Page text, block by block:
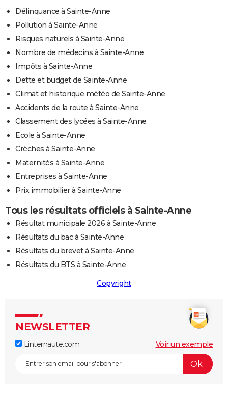
Délinquance à Sainte-Anne
Pollution à Sainte-Anne
Risques naturels à Sainte-Anne
Nombre de médecins à Sainte-Anne
Impôts à Sainte-Anne
Dette et budget de Sainte-Anne
Climat et historique météo de Sainte-Anne
Accidents de la route à Sainte-Anne
Classement des lycées à Sainte-Anne
Ecole à Sainte-Anne
Crèches à Sainte-Anne
Maternités à Sainte-Anne
Entreprises à Sainte-Anne
Prix immobilier à Sainte-Anne
Tous les résultats officiels à Sainte-Anne
Résultat municipale 2026 à Sainte-Anne
Résultats du bac à Sainte-Anne
Résultats du brevet à Sainte-Anne
Résultats du BTS à Sainte-Anne
Copyright
NEWSLETTER
Linternaute.com Voir un exemple